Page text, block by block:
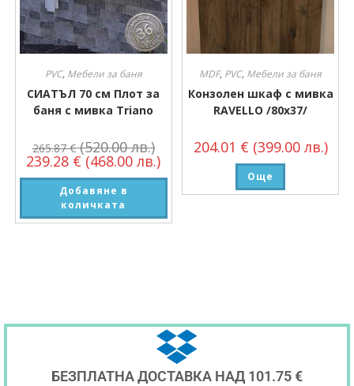
PVC, Мебели за баня
СИАТЪЛ 70 см Плот за
баня с мивка Triano
265.87€ (520.00 лв.)
239.28 € (468.00 лв.)
Добавяне в
количката
MDF, PVC, Мебели за баня
Конзолен шкаф с мивка
RAVELLO /80х37/
204.01 € (399.00 лв.)
Още
БЕЗПЛАТНА ДОСТАВКА НАД 101.75 €